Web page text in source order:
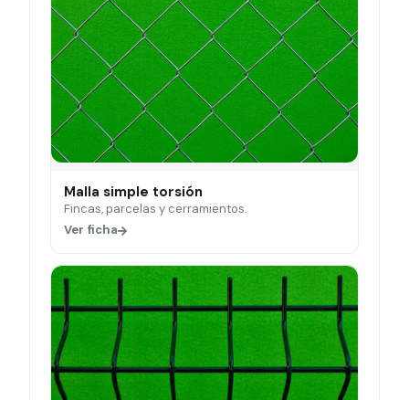
Malla simple torsión
Fincas, parcelas y cerramientos.
Ver ficha